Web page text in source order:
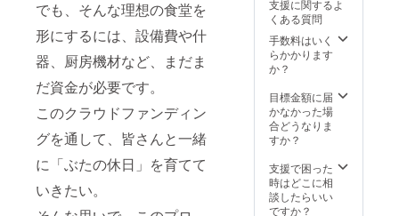
でも、そんな理想の食堂を
形にするには、設備費や什
器、厨房機材など、まだま
だ資金が必要です。
このクラウドファンディン
グを通して、皆さんと一緒
に「ぶたの休日」を育てて
いきたい。
日、応
援して
いま
す！」 •
「地域
が集ま
る場所
に」
ちょっ
ニー
ク・遊
び心あ
り •
ご利用
につい
て ・有
効期
12月31
日まで
・ご予
ラファ
ンリ
ターン
内容を
ウス付
きで、
雨の日
でも安
ループ
利用に
もぴっ
組ま
で） ・
サイト
料金の
で、
ちょっ
と贅沢
にどう
ついて
・お食
事券は
しま
す。ご
住所の
ご入力
由な使
い方で
楽しめ
ます！
貸切内
キャン
プ場全
体（VIP
サイ
SAKUR
Aサイ
ト・RV
サイ
支援に関するよ
くある質問
手数料はいく
らかかります
か？
目標金額に届
かなかった場
合どうなりま
すか？
支援で困った
時はどこに相
談したらいい
ですか？